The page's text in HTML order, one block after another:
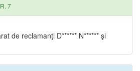
7
de reclamanţi D****** N****** şi